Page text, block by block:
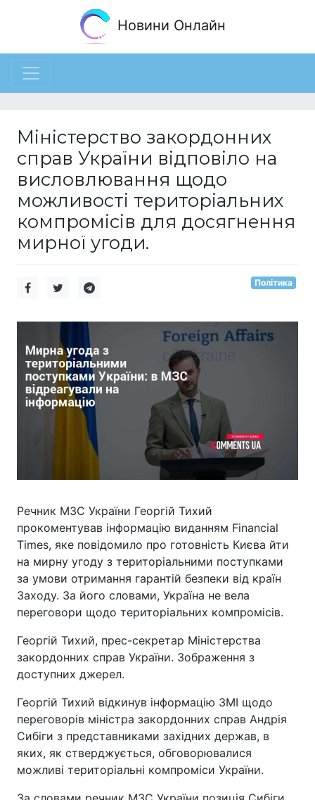
Новини Онлайн
Міністерство закордонних
справ України відповіло на
висловлювання щодо
можливості територіальних
компромісів для досягнення
мирної угоди.
Політика
Речник МЗС України Георгій Тихий
прокоментував інформацію виданням Financial
Times, яке повідомило про готовність Києва йти
на мирну угоду з територіальними поступками
за умови отримання гарантій безпеки від країн
Заходу. За його словами, Україна не вела
переговори щодо територіальних компромісів.
Георгій Тихий, прес-секретар Міністерства
закордонних справ України. Зображення з
доступних джерел.
Георгій Тихий відкинув інформацію ЗМІ щодо
переговорів міністра закордонних справ Андрія
Сибіги з представниками західних держав, в
яких, як стверджується, обговорювалися
можливі територіальні компроміси України.